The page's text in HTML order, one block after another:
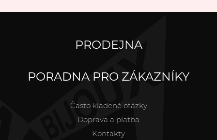
PRODEJNA
PORADNA PRO ZÁKAZNÍKY
Často kladené otázky
Doprava a platba
Kontakty